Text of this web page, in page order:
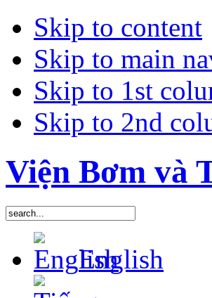
Skip to content
Skip to main
Skip to 1st
Skip to 2nd
Viện Bơm và
English